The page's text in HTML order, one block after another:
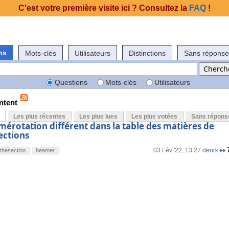
Mots-clés Utilisateurs Distinctions Sans réponse
Questions Mots-clés Utilisateurs
Les plus récentes Les plus lues Les plus votées Sans
différent dans la table des matières de
03 Fév '22, 13:27 denis ♦♦
thesection beamer
C'est votre première visite ici ? Consultez la FAQ !